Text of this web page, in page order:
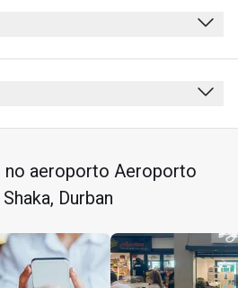
no aeroporto Aeroporto
Durban